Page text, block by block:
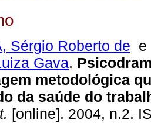
Sérgio Roberto de
Gava.
metodológica
da saúde do
[online]. 2004, n.2.